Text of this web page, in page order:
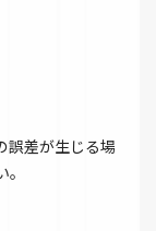
誤差が生じる場